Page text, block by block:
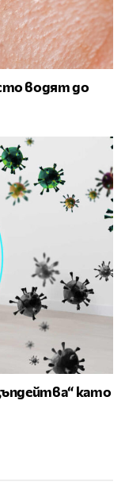
водят до
като